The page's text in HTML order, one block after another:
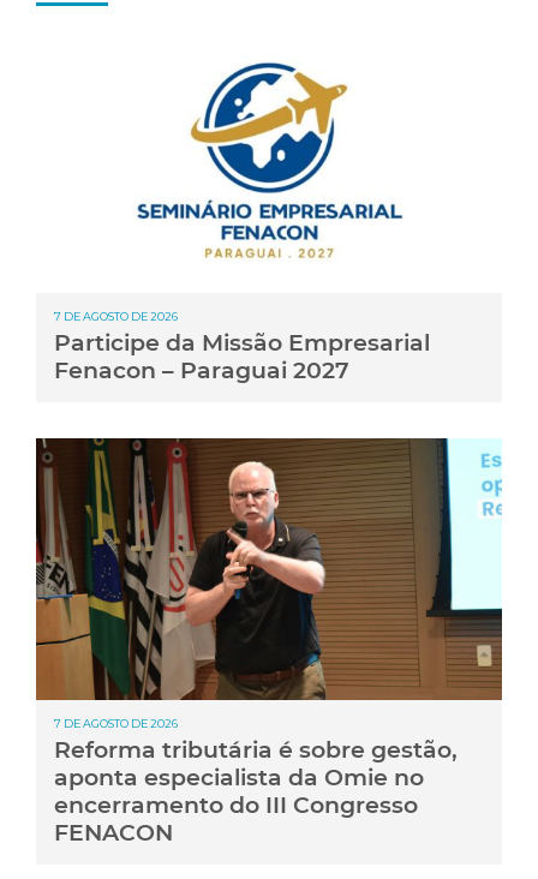
7 DE AGOSTO DE 2026
Participe da Missão Empresarial
Fenacon – Paraguai 2027
7 DE AGOSTO DE 2026
Reforma tributária é sobre gestão,
aponta especialista da Omie no
encerramento do III Congresso
FENACON